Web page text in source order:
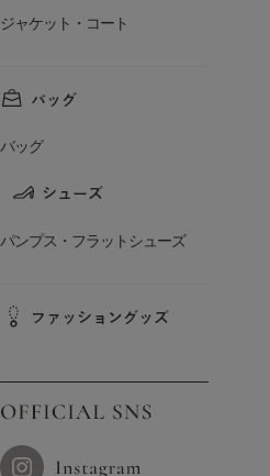
ジャケット・コート
バッグ
パンプス・フラットシューズ